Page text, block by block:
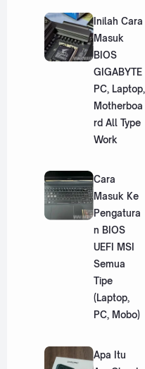
Inilah Cara
Masuk
BIOS
GIGABYTE
PC, Laptop,
Motherboa
rd All Type
Work
Cara
Masuk Ke
Pengatura
n BIOS
UEFI MSI
Semua
Tipe
(Laptop,
PC, Mobo)
Apa Itu